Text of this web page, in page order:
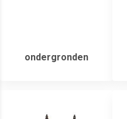
ondergronden